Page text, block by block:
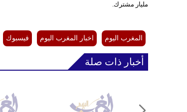
مليار مشترك.
المغرب اليوم اخبار المغرب اليوم فيسبوك
أخبار ذات صلة